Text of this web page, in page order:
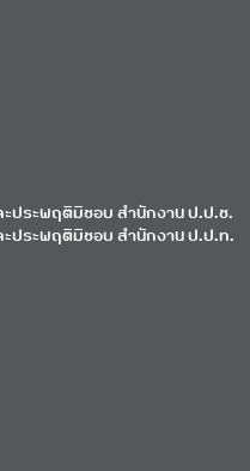
ประพฤติมิชอบ สำนักงาน ป.ป.ช.
ประพฤติมิชอบ สำนักงาน ป.ป.ท.